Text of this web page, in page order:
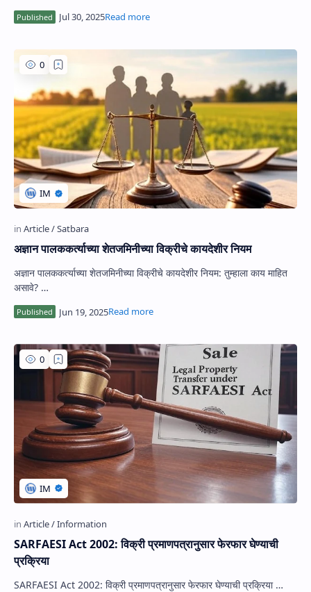
अज्ञान पालककर्त्याच्या शेतजमिनीच्या विक्रीचे कायदेशीर नियम
अज्ञान पालककर्त्याच्या शेतजमिनीच्या विक्रीचे कायदेशीर नियम: तुम्हाला काय माहित
असावे? …
SARFAESI Act 2002: विक्री प्रमाणपत्रानुसार फेरफार घेण्याची
प्रक्रिया
SARFAESI Act 2002: विक्री प्रमाणपत्रानुसार फेरफार घेण्याची प्रक्रिया …